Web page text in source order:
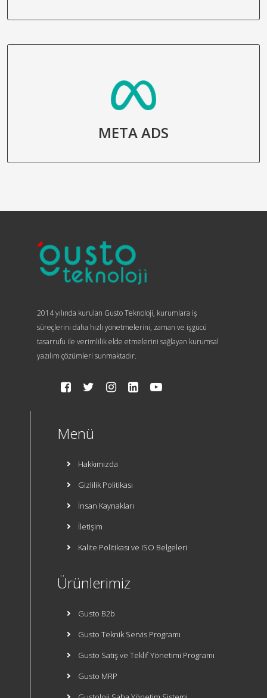
META ADS
2014 yılında kurulan Gusto Teknoloji, kurumlara iş
süreçlerini daha hızlı yönetmelerini, zaman ve işgücü
tasarrufu ile verimlilik elde etmelerini sağlayan kurumsal
yazılım çözümleri sunmaktadır.
Menü
Hakkımızda
Gizlilik Politikası
İnsan Kaynakları
İletişim
Kalite Politikası ve ISO Belgeleri
Ürünlerimiz
Gusto B2b
Gusto Teknik Servis Programı
Gusto Satış ve Teklif Yönetimi Programı
Gusto MRP